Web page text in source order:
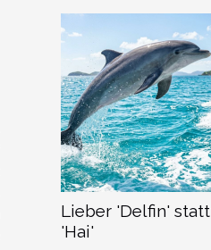
Lieber 'Delfin' statt
'Hai'